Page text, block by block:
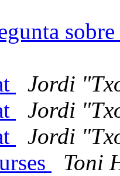
Jordi
Jordi
Jordi
Toni